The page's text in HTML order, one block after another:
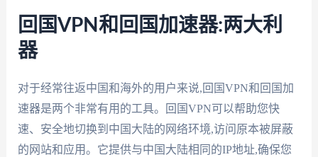
回国VPN和回国加速器:两大利
器
对于经常往返中国和海外的用户来说,回国VPN和回国加
速器是两个非常有用的工具。回国VPN可以帮助您快
速、安全地切换到中国大陆的网络环境,访问原本被屏蔽
的网站和应用。它提供与中国大陆相同的IP地址,确保您